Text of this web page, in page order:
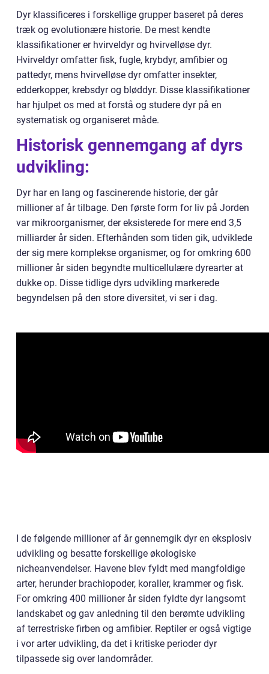
Dyr klassificeres i forskellige grupper baseret på deres
træk og evolutionære historie. De mest kendte
klassifikationer er hvirveldyr og hvirvelløse dyr.
Hvirveldyr omfatter fisk, fugle, krybdyr, amfibier og
pattedyr, mens hvirvelløse dyr omfatter insekter,
edderkopper, krebsdyr og bløddyr. Disse klassifikationer
har hjulpet os med at forstå og studere dyr på en
systematisk og organiseret måde.
Historisk gennemgang af dyrs
udvikling:
Dyr har en lang og fascinerende historie, der går
millioner af år tilbage. Den første form for liv på Jorden
var mikroorganismer, der eksisterede for mere end 3,5
milliarder år siden. Efterhånden som tiden gik, udviklede
der sig mere komplekse organismer, og for omkring 600
millioner år siden begyndte multicellulære dyrearter at
dukke op. Disse tidlige dyrs udvikling markerede
begyndelsen på den store diversitet, vi ser i dag.
I de følgende millioner af år gennemgik dyr en eksplosiv
udvikling og besatte forskellige økologiske
nicheanvendelser. Havene blev fyldt med mangfoldige
arter, herunder brachiopoder, koraller, krammer og fisk.
For omkring 400 millioner år siden fyldte dyr langsomt
landskabet og gav anledning til den berømte udvikling
af terrestriske firben og amfibier. Reptiler er også vigtige
i vor arter udvikling, da det i kritiske perioder dyr
tilpassede sig over landområder.